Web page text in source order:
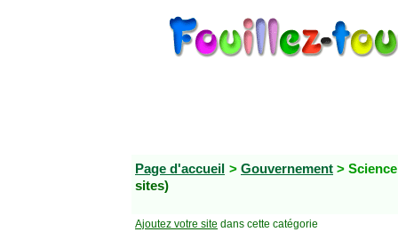
Page d'accueil > Gouvernement >
sites)
Ajoutez votre site dans cette catégorie